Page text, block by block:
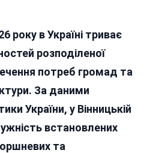
року в Україні триває
розподіленої
потреб громад та
За даними
України, у Вінницькій
встановлених
та